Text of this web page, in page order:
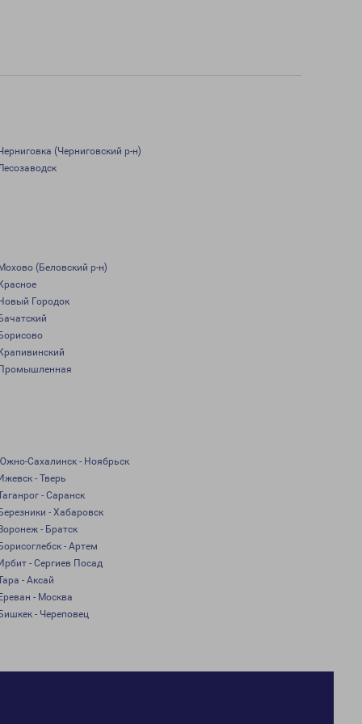
(Черниговский р-н)
(Беловский р-н)
Городок
Сахалинск - Ноябрьск
- Тверь
- Саранск
- Хабаровск
- Братск
- Артем
- Сергиев Посад
- Аксай
- Москва
- Череповец